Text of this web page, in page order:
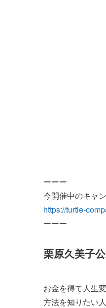
ーーー
今開催中のキャ
https://turtle-
ーーー
栗原久美子
お金を得て人生
方法を知りたい